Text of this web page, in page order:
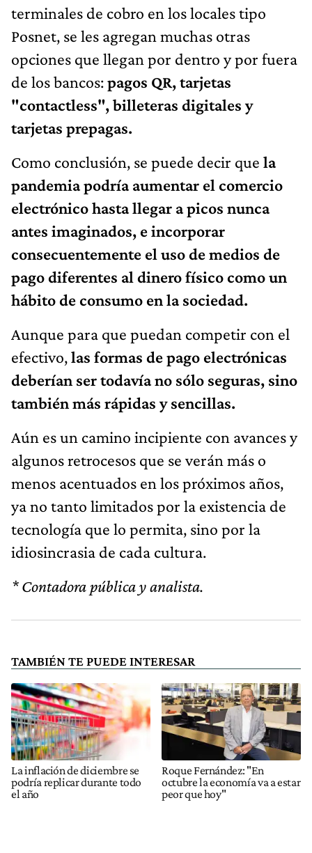
terminales de cobro en los locales tipo
Posnet, se les agregan muchas otras
opciones que llegan por dentro y por fuera
de los bancos:pagos QR, tarjetas
"contactless", billeteras digitales y
tarjetas prepagas.
Como conclusión, se puede decir que la
pandemia podría aumentar el comercio
electrónico hasta llegar a picos nunca
antes imaginados, e incorporar
consecuentemente el uso de medios de
pago diferentes al dinero físico como un
hábito de consumo en la sociedad.
Aunque para que puedan competir con el
efectivo,las formas de pago electrónicas
deberían ser todavía no sólo seguras, sino
también más rápidas y sencillas.
Aún es un camino incipiente con avances y
algunos retrocesos que se verán más o
menos acentuados en los próximos años,
ya no tanto limitados por la existencia de
tecnología que lo permita, sino por la
idiosincrasia de cada cultura.
* Contadora pública y analista.
TAMBIÉN TE PUEDE INTERESAR
La inflación de diciembre se
podría replicar durante todo
el año
Roque Fernández: "En
octubre la economía va a estar
peor que hoy"